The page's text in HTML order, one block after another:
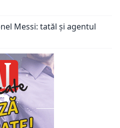
Messi: tatăl și agentul